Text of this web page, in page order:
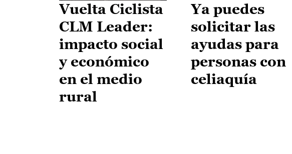
Vuelta Ciclista
CLM Leader:
impacto social
y económico
en el medio
rural
Ya puedes
solicitar las
ayudas para
personas con
celiaquía